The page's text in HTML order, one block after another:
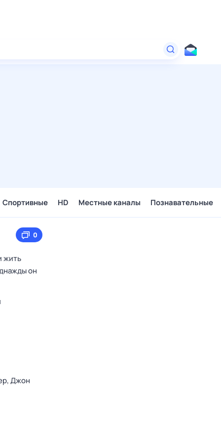
Спортивные HD Местные каналы Познавательные
0
жить
он
Джон